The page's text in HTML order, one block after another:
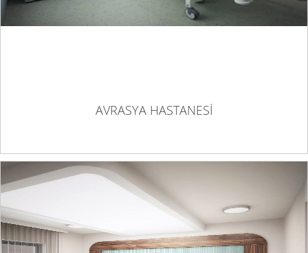
AVRASYA HASTANESİ